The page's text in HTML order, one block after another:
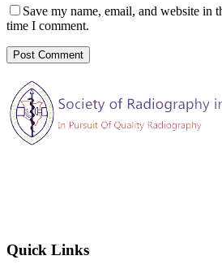
Save my name, email, and website in
time I comment.
Quick Links